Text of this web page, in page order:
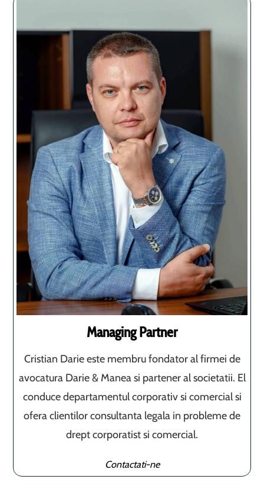
Managing Partner
Cristian Darie este membru fondator al firmei de
avocatura Darie & Manea si partener al societatii. El
conduce departamentul corporativ si comercial si
ofera clientilor consultanta legala in probleme de
drept corporatist si comercial.
Contactati-ne